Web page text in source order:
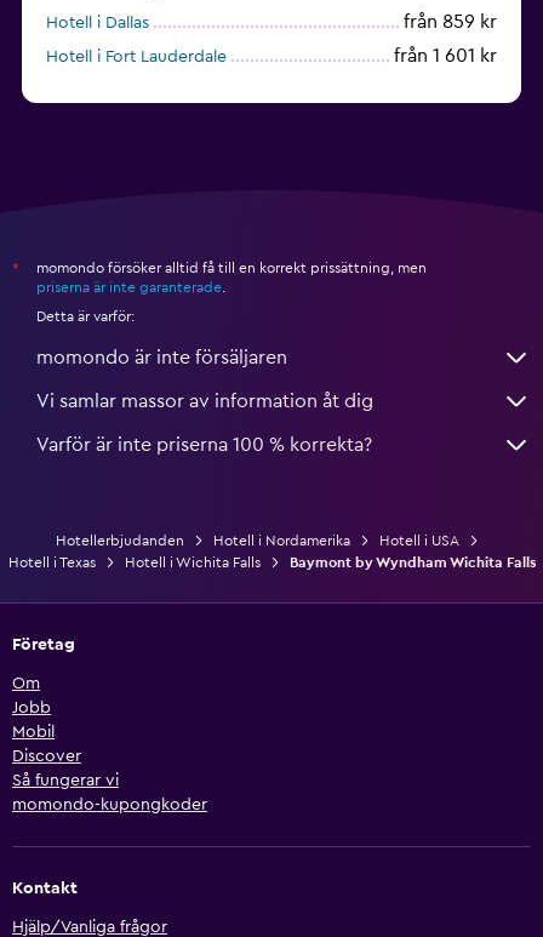
Hotell i Dallas från 859 kr
Hotell i Fort Lauderdale från 1 601 kr
*
momondo försöker alltid få till en korrekt prissättning, men
priserna är inte garanterade
Detta är varför:
momondo är inte försäljaren
Vi samlar massor av information åt dig
Varför är inte priserna 100 % korrekta?
Hotellerbjudanden Hotell i Nordamerika
Hotell i USA
Hotell i Texas
Hotell i Wichita Falls Baymont by Wyndham Wichita Falls
Företag
Om
Jobb
Mobil
Discover
Så fungerar vi
momondo-kupongkoder
Kontakt
Hjälp/Vanliga frågor